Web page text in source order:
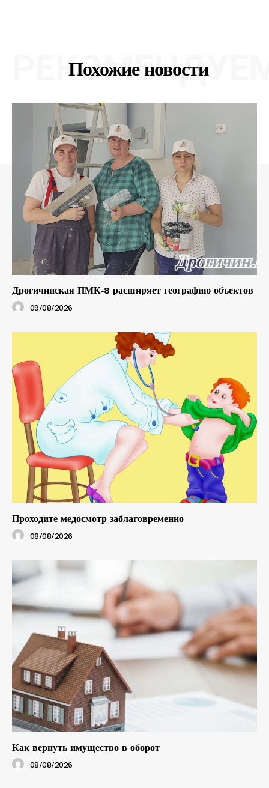
Похожие новости
Дрогичинская ПМК‑8 расширяет географию объектов
09/08/2026
Проходите медосмотр заблаговременно
08/08/2026
Как вернуть имущество в оборот
08/08/2026